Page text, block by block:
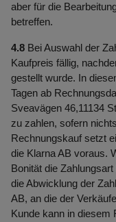
aber für die
betreffen.
4.8 Bei Auswahl der
Kaufpreis fällig,
gestellt wurde. In
Tagen ab
Sveavägen 46,11134
zu zahlen, sofern
Rechnungskauf setzt
die Klarna AB voraus.
Bonität die
die Abwicklung der
AB, an die der
Kunde kann in diesem